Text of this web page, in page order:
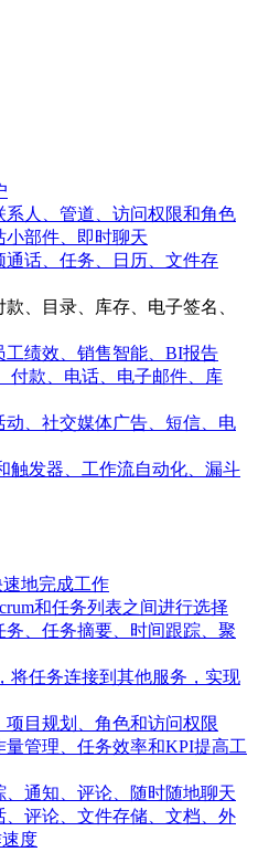
系人、管道、访问权限和角色
部件、即时聊天
通话、任务、日历、文件存
、目录、库存、电子签名、
工绩效、销售智能、BI报告
付款、电话、电子邮件、库
动、社交媒体广告、短信、电
触发器、工作流自动化、漏斗
地完成工作
和任务列表之间进行选择
、任务摘要、时间跟踪、聚
将任务连接到其他服务，实现
目规划、角色和访问权限
管理、任务效率和KPI提高工
通知、评论、随时随地聊天
、评论、文件存储、文档、外
度